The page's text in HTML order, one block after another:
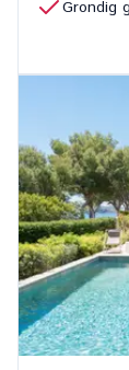
Grondig